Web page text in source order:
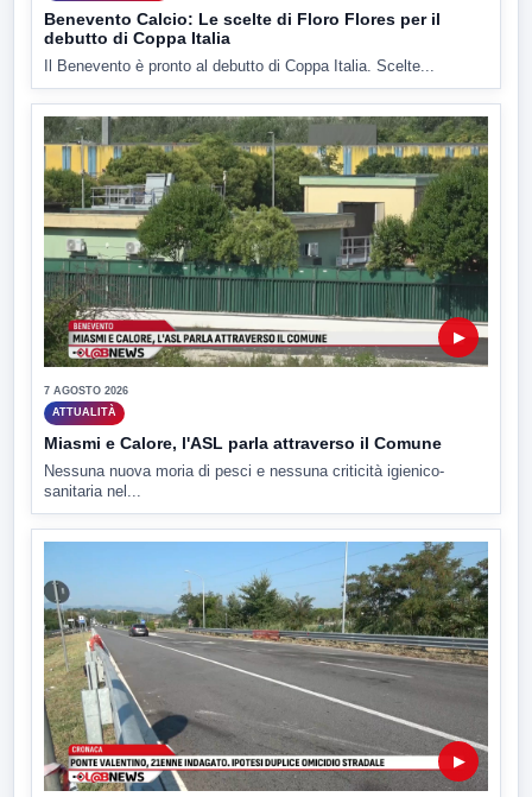
Benevento Calcio: Le scelte di Floro Flores per il
debutto di Coppa Italia
Il Benevento è pronto al debutto di Coppa Italia. Scelte...
▶
7 AGOSTO 2026
ATTUALITÀ
Miasmi e Calore, l'ASL parla attraverso il Comune
Nessuna nuova moria di pesci e nessuna criticità igienico-
sanitaria nel...
▶